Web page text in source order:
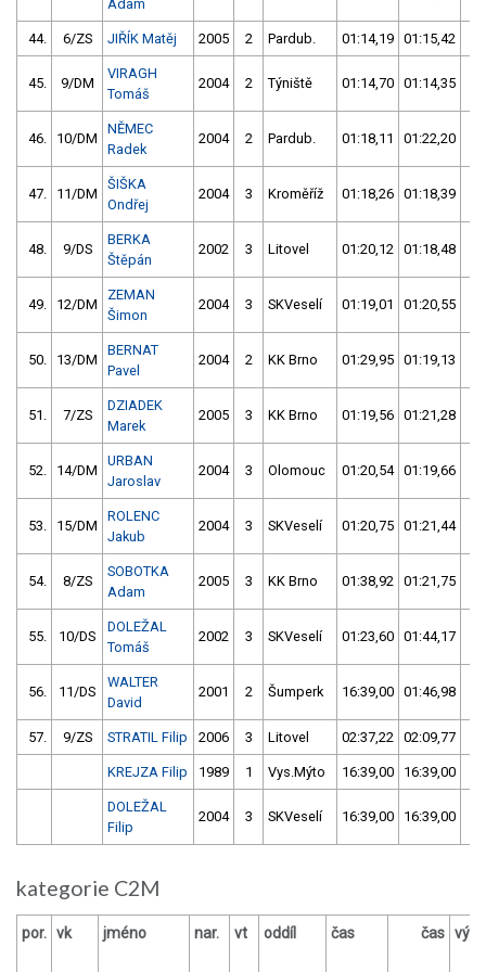
Adam
44. 6/ZS JIŘÍK Matěj 2005 2 Pardub. 01:14,19 01:15,42
45. 9/DM
VIRAGH
Tomáš
2004 2 Týniště 01:14,70 01:14,35
46. 10/DM
NĚMEC
Radek
2004 2 Pardub. 01:18,11 01:22,20
47. 11/DM
ŠIŠKA
Ondřej
2004 3 Kroměříž 01:18,26 01:18,39
48. 9/DS
BERKA
Štěpán
2002 3 Litovel 01:20,12 01:18,48
49. 12/DM
ZEMAN
Šimon
2004 3 SKVeselí 01:19,01 01:20,55
50. 13/DM
BERNAT
Pavel
2004 2 KK Brno 01:29,95 01:19,13
51. 7/ZS
DZIADEK
Marek
2005 3 KK Brno 01:19,56 01:21,28
52. 14/DM
URBAN
Jaroslav
2004 3 Olomouc 01:20,54 01:19,66
53. 15/DM
ROLENC
Jakub
2004 3 SKVeselí 01:20,75 01:21,44
54. 8/ZS
SOBOTKA
Adam
2005 3 KK Brno 01:38,92 01:21,75
55. 10/DS
DOLEŽAL
Tomáš
2002 3 SKVeselí 01:23,60 01:44,17
56. 11/DS
WALTER
David
2001 2 Šumperk 16:39,00 01:46,98
57. 9/ZS STRATIL Filip 2006 3 Litovel 02:37,22 02:09,77
KREJZA Filip 1989 1 Vys.Mýto 16:39,00 16:39,00
DOLEŽAL
Filip
2004 3 SKVeselí 16:39,00 16:39,00
kategorie C2M
por. vk jméno nar. vt oddíl čas čas